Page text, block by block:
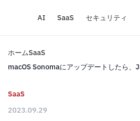
AI SaaS セキュリティ
ホームSaaS
macOS Sonomaにアップデートしたら
SaaS
2023.09.29